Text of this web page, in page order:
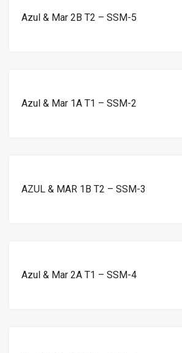
Azul & Mar 2B T2 – SSM-5
Azul & Mar 1A T1 – SSM-2
AZUL & MAR 1B T2 – SSM-3
Azul & Mar 2A T1 – SSM-4